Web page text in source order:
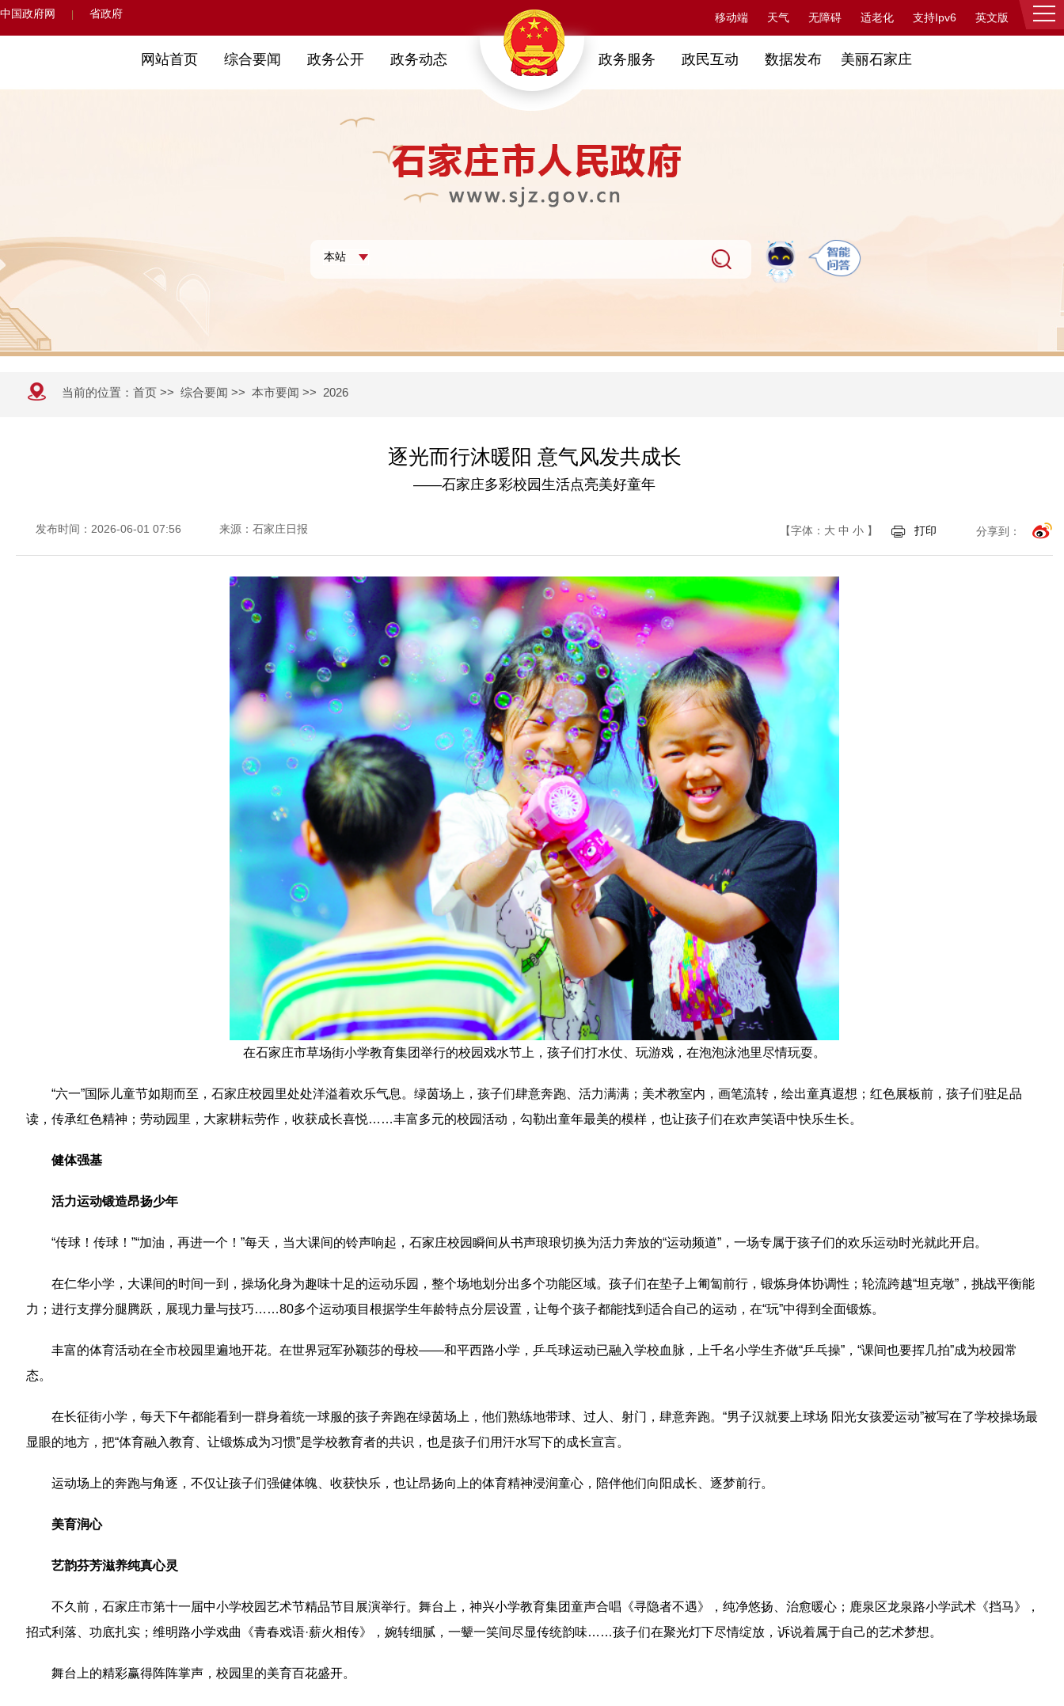
中国政府网 省政府 移动端 天气 无障碍 适老化 支持Ipv6 英文版 登录
网站首页 综合要闻 政务公开 政务动态 政务服务 政民互动 数据发布 美丽石家庄
当前的位置： 首页 >> 综合要闻 >> 本市要闻 >> 2026
逐光而行沐暖阳 意气风发共成长
——石家庄多彩校园生活点亮美好童年
发布时间：2026-06-01 07:56 来源：石家庄日报 【字体： 大 中 小 】 打印 分享到：
在石家庄市草场街小学教育集团举行的校园戏水节上，孩子们打水仗、玩游戏，在泡泡泳池里尽情玩耍。
“六一”国际儿童节如期而至，石家庄校园里处处洋溢着欢乐气息。绿茵场上，孩子们肆意奔跑、活力满满；美术教室内，画笔流转，绘出童真遐想；红色展板前，孩子们驻足品
读，传承红色精神；劳动园里，大家耕耘劳作，收获成长喜悦……丰富多元的校园活动，勾勒出童年最美的模样，也让孩子们在欢声笑语中快乐生长。
健体强基
活力运动锻造昂扬少年
“传球！传球！”“加油，再进一个！”每天，当大课间的铃声响起，石家庄校园瞬间从书声琅琅切换为活力奔放的“运动频道”，一场专属于孩子们的欢乐运动时光就此开启。
在仁华小学，大课间的时间一到，操场化身为趣味十足的运动乐园，整个场地划分出多个功能区域。孩子们在垫子上匍匐前行，锻炼身体协调性；轮流跨越“坦克墩”，挑战平衡能
力；进行支撑分腿腾跃，展现力量与技巧……80多个运动项目根据学生年龄特点分层设置，让每个孩子都能找到适合自己的运动，在“玩”中得到全面锻炼。
丰富的体育活动在全市校园里遍地开花。在世界冠军孙颖莎的母校——和平西路小学，乒乓球运动已融入学校血脉，上千名小学生齐做“乒乓操”，“课间也要挥几拍”成为校园常
态。
在长征街小学，每天下午都能看到一群身着统一球服的孩子奔跑在绿茵场上，他们熟练地带球、过人、射门，肆意奔跑。“男子汉就要上球场 阳光女孩爱运动”被写在了学校操场最
显眼的地方，把“体育融入教育、让锻炼成为习惯”是学校教育者的共识，也是孩子们用汗水写下的成长宣言。
运动场上的奔跑与角逐，不仅让孩子们强健体魄、收获快乐，也让昂扬向上的体育精神浸润童心，陪伴他们向阳成长、逐梦前行。
美育润心
艺韵芬芳滋养纯真心灵
不久前，石家庄市第十一届中小学校园艺术节精品节目展演举行。舞台上，神兴小学教育集团童声合唱《寻隐者不遇》，纯净悠扬、治愈暖心；鹿泉区龙泉路小学武术《挡马》，
招式利落、功底扎实；维明路小学戏曲《青春戏语·薪火相传》，婉转细腻，一颦一笑间尽显传统韵味……孩子们在聚光灯下尽情绽放，诉说着属于自己的艺术梦想。
舞台上的精彩赢得阵阵掌声，校园里的美育百花盛开。